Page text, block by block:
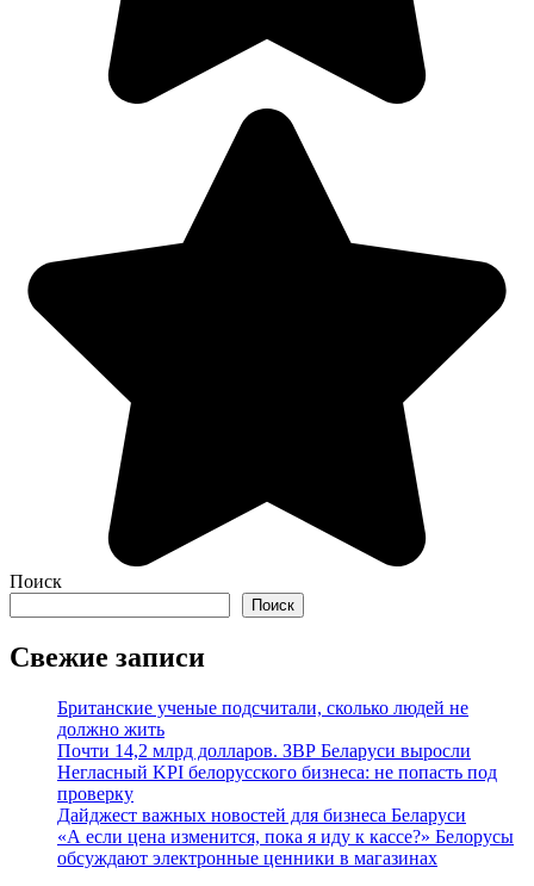
Поиск
Поиск
Свежие записи
Британские ученые подсчитали, сколько людей не
должно жить
Почти 14,2 млрд долларов. ЗВР Беларуси выросли
Негласный KPI белорусского бизнеса: не попасть под
проверку
Дайджест важных новостей для бизнеса Беларуси
«А если цена изменится, пока я иду к кассе?» Белорусы
обсуждают электронные ценники в магазинах